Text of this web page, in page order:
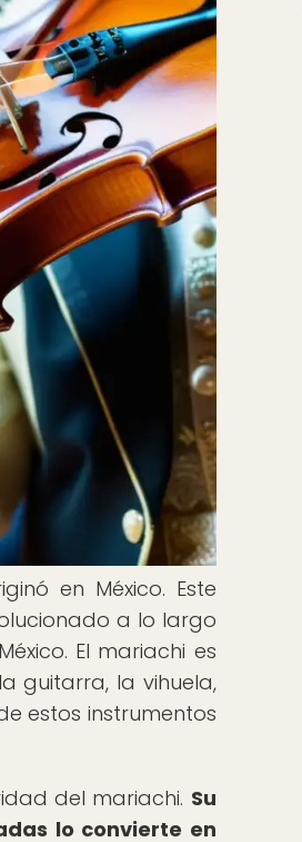
en México. Este
a lo largo
El mariachi es
guitarra, la vihuela,
estos instrumentos
del mariachi. Su
lo convierte en